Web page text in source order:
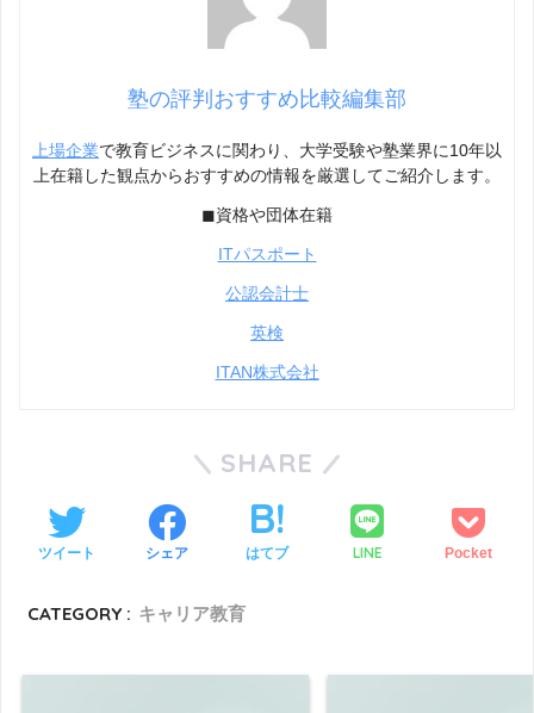
塾の評判おすすめ比較編集部
上場企業で教育ビジネスに関わり、大学受験や塾業界に10年以
上在籍した観点からおすすめの情報を厳選してご紹介します。
◼︎資格や団体在籍
ITパスポート
公認会計士
英検
ITAN株式会社
SHARE
ツイート シェア はてブ LINE Pocket
CATEGORY : キャリア教育